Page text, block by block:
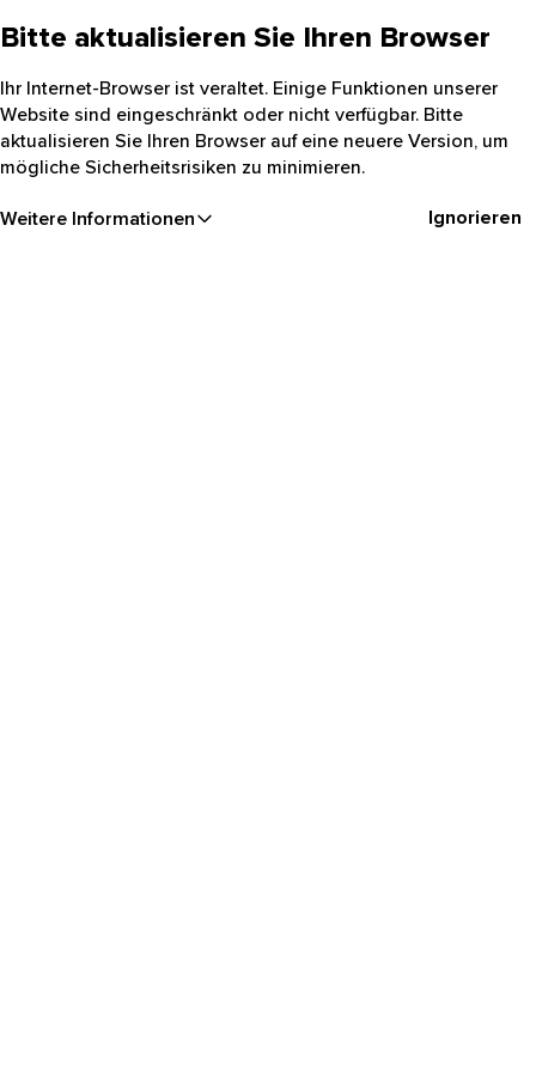
Bitte aktualisieren Sie Ihren Browser
Ihr Internet-Browser ist veraltet. Einige Funktionen unserer
Website sind eingeschränkt oder nicht verfügbar. Bitte
aktualisieren Sie Ihren Browser auf eine neuere Version, um
mögliche Sicherheitsrisiken zu minimieren.
Weitere Informationen Ignorieren